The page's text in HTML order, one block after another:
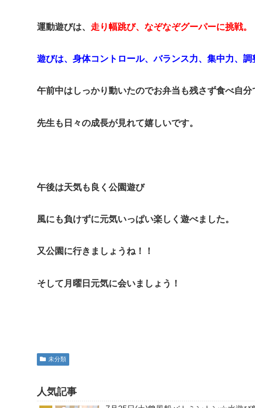
運動遊びは、 走り幅跳び、なぞなぞグーパーに挑戦。
遊びは、身体コントロール、バランス力、集中力、調
午前中はしっかり動いたのでお弁当も残さず食べ自分
先生も日々の成長が見れて嬉しいです。
午後は天気も良く公園遊び
風にも負けずに元気いっぱい楽しく遊べました。
又公園に行きましょうね！！
そして月曜日元気に会いましょう！
未分類
人気記事